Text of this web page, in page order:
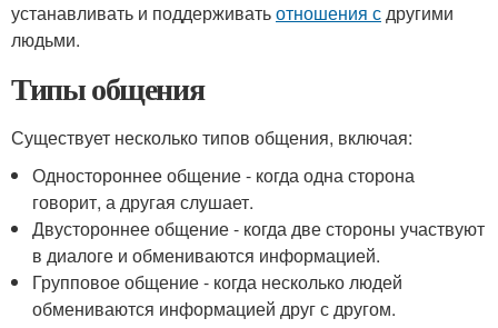
устанавливать и поддерживатьотношения сдругими
людьми.
Типы общения
Существует несколько типов общения, включая:
Одностороннее общение - когда одна сторона
говорит, а другая слушает.
Двустороннее общение - когда две стороны участвуют
в диалоге и обмениваются информацией.
Групповое общение - когда несколько людей
обмениваются информацией друг с другом.